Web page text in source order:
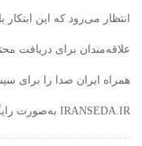
انتظار می‌رود که این
علاقه‌مندان برای دریافت
IRANSEDA.IR به‌صورت رایگان دریافت کنند.